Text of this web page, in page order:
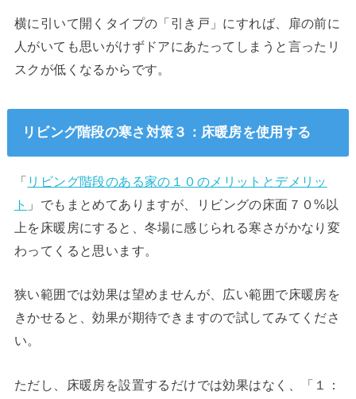
横に引いて開くタイプの「引き戸」にすれば、扉の前に
人がいても思いがけずドアにあたってしまうと言ったリ
スクが低くなるからです。
リビング階段の寒さ対策３：床暖房を使用する
「 リビング階段のある家の１０のメリットとデメリッ
ト 」でもまとめてありますが、リビングの床面７０%以
上を床暖房にすると、冬場に感じられる寒さがかなり変
わってくると思います。
狭い範囲では効果は望めませんが、広い範囲で床暖房を
きかせると、効果が期待できますので試してみてくださ
い。
ただし、床暖房を設置するだけでは効果はなく、「１：